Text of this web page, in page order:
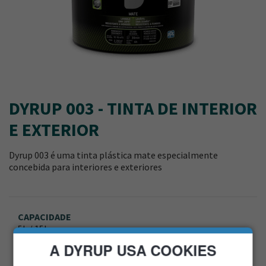
DYRUP 003 - TINTA DE INTERIOR
E EXTERIOR
Dyrup 003 é uma tinta plástica mate especialmente
concebida para interiores e exteriores
CAPACIDADE
5L / 15L
A DYRUP USA COOKIES